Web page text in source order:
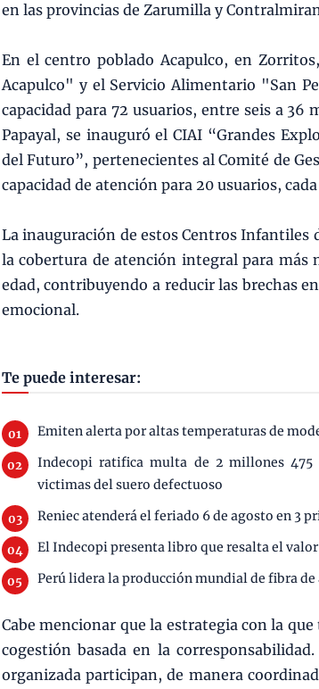
en las provincias de Zarumilla y
En el centro poblado Acapulco, en
Acapulco" y el Servicio Alimentario "San
capacidad para 72 usuarios, entre seis a 36
Papayal, se inauguró el CIAI “Grandes
del Futuro”, pertenecientes al Comité de
capacidad de atención para 20 usuarios,
La inauguración de estos Centros
la cobertura de atención integral para más
edad, contribuyendo a reducir las brechas
emocional.
Te puede interesar:
Emiten alerta por altas temperaturas de
Indecopi ratifica multa de 2 millones
victimas del suero defectuoso
Reniec atenderá el feriado 6 de agosto en 3
El Indecopi presenta libro que resalta el
Perú lidera la producción mundial de fibra de
Cabe mencionar que la estrategia con la
cogestión basada en la
organizada participan, de manera